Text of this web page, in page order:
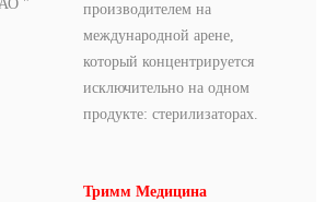
производи­телем на
международной арене,
который концентрируется
исключительно на одном
продукте: стерилизаторах.
Тримм Медицина